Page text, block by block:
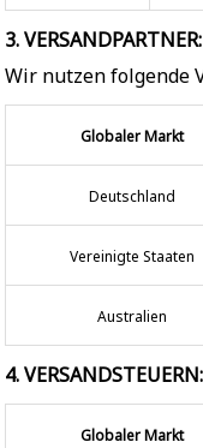
3. VERSANDPARTNER:
Wir nutzen folgende
Globaler Markt
Deutschland
Vereinigte Staaten
Australien
4. VERSANDSTEUERN:
Globaler Markt